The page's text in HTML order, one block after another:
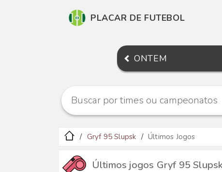
PLACAR DE FUTEBOL
ONTEM
Gryf 95 Slupsk Últimos Jogos
Últimos jogos Gryf 95